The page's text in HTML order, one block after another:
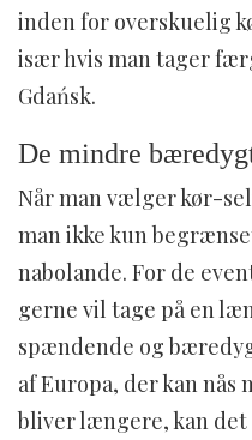
inden for overskuelig
især hvis man tager
Gdańsk.
De mindre
Når man vælger kør-
man ikke kun
nabolande. For de
gerne vil tage på en
spændende og
af Europa, der kan nås
bliver længere, kan